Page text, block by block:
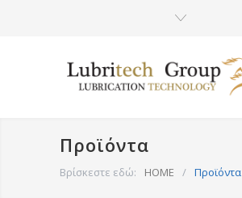
Προϊόντα
Βρίσκεστε εδώ: HOME / Προϊόντα